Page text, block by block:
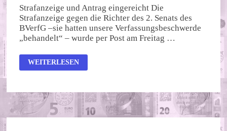
Strafanzeige und Antrag eingereicht Die
Strafanzeige gegen die Richter des 2. Senats des
BVerfG –sie hatten unsere Verfassungsbeschwerde
„behandelt“ – wurde per Post am Freitag …
WIR
SIND
WEITERLESEN